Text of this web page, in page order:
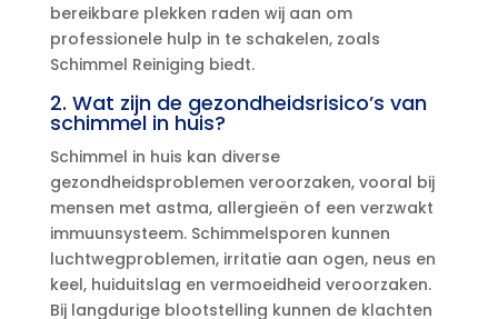
bereikbare plekken raden wij aan om
professionele hulp in te schakelen, zoals
Schimmel Reiniging biedt.​
2.​ Wat zijn de gezondheidsrisico’s van
schimmel in huis?
Schimmel in huis kan diverse
gezondheidsproblemen veroorzaken, vooral bij
mensen met astma, allergieën of een verzwakt
immuunsysteem.​ Schimmelsporen kunnen
luchtwegproblemen, irritatie aan ogen, neus en
keel, huiduitslag en vermoeidheid veroorzaken.​
Bij langdurige blootstelling kunnen de klachten